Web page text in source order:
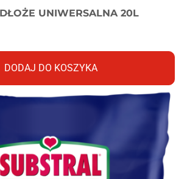
UNIWERSALNA 20L
DODAJ DO KOSZYKA